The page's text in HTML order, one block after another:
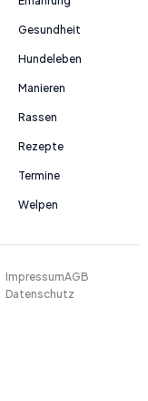
Gesundheit
Hundeleben
Manieren
Rassen
Rezepte
Termine
Welpen
ImpressumAGB
Datenschutz